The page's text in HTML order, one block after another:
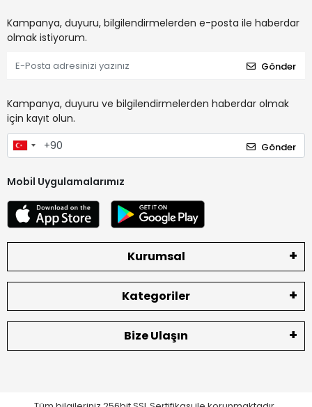
Kampanya, duyuru, bilgilendirmelerden e-posta ile haberdar
olmak istiyorum.
Gönder
Kampanya, duyuru ve bilgilendirmelerden haberdar olmak
için kayıt olun.
Gönder
Mobil Uygulamalarımız
Kurumsal
Kategoriler
Bize Ulaşın